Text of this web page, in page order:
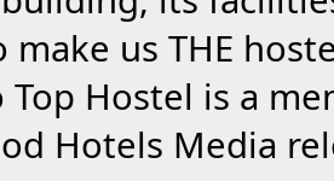
us THE
Top Hostel is a
Hotels Media